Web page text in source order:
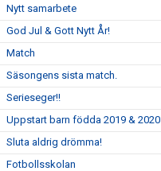
Nytt samarbete
God Jul & Gott Nytt År!
Match
Säsongens sista match.
Serieseger!!
Uppstart barn födda 2019 & 2020
Sluta aldrig drömma!
Fotbollsskolan